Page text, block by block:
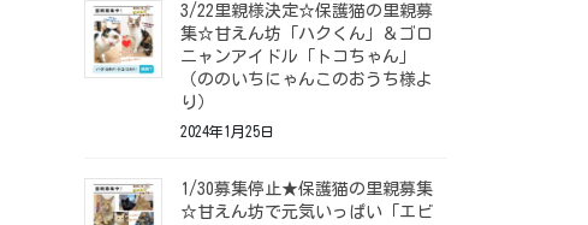
3/22里親様決定☆保護猫の里親募
集☆甘えん坊「ハクくん」＆ゴロ
ニャンアイドル「トコちゃん」
（ののいちにゃんこのおうち様よ
り）
2024年1月25日
1/30募集停止★保護猫の里親募集
☆甘えん坊で元気いっぱい「エビ